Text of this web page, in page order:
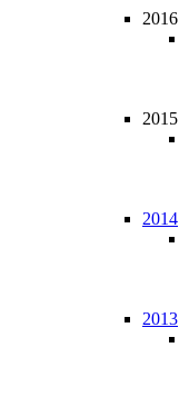
2016
2015
2014
2013